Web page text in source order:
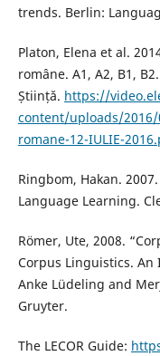
trends. Berlin:
Platon, Elena et al.
române. A1, A2, B1,
Știință. https://
content/uploads/
romane-12-IULIE-
Ringbom, Hakan.
Language Learning.
Römer, Ute, 2008.
Corpus Linguistics.
Anke Lüdeling and
Gruyter.
The LECOR Guide: